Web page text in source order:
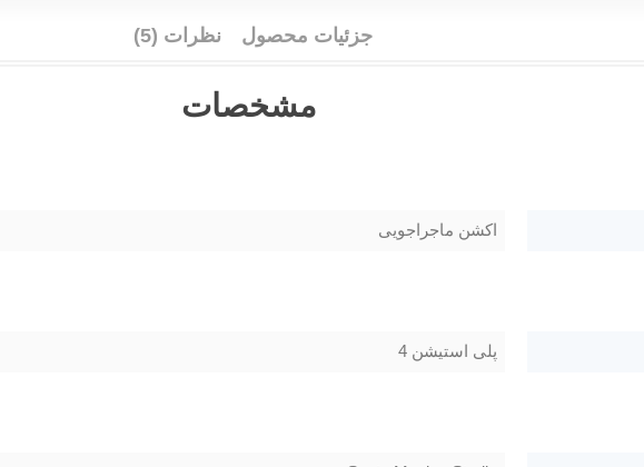
جزئیات محصول نظرات (5)
مشخصات
اکشن ماجراجویی
پلی استیشن 4